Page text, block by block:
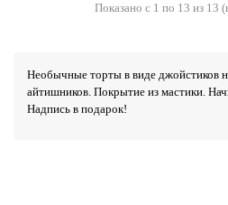
Показано с 1 по 13 из 13
Необычные торты в виде джойстиков
айтишников. Покрытие из мастики.
Надпись в подарок!